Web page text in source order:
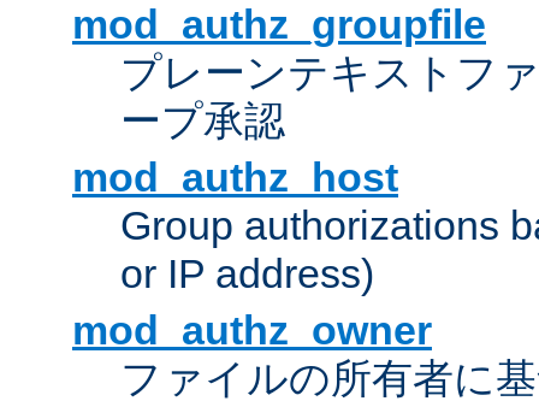
mod_authz_groupfile
プレーンテキストフ
ープ承認
mod_authz_host
Group authorizations
or IP address)
mod_authz_owner
ファイルの所有者に